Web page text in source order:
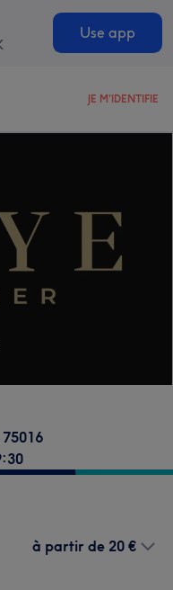
Use app
JE M'IDENTIFIE
75016
à partir de 20 €